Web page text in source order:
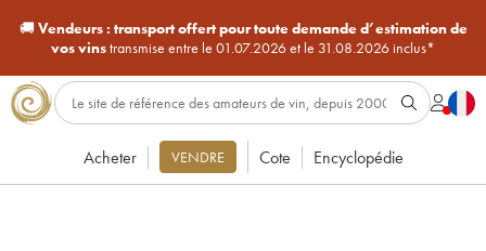
🚚Vendeurs : transport offert pour toute demande d’estimation de
vos vinstransmise entre le 01.07.2026 et le 31.08.2026 inclus*
Acheter VENDRE Cote Encyclopédie